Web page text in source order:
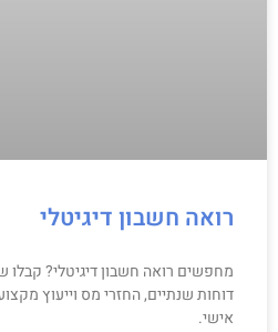
רואה חשבון דיגיטלי
מחפשים רואה חשבון דיגיטלי? קבלו
דוחות שנתיים, החזרי מס וייעוץ
אישי.